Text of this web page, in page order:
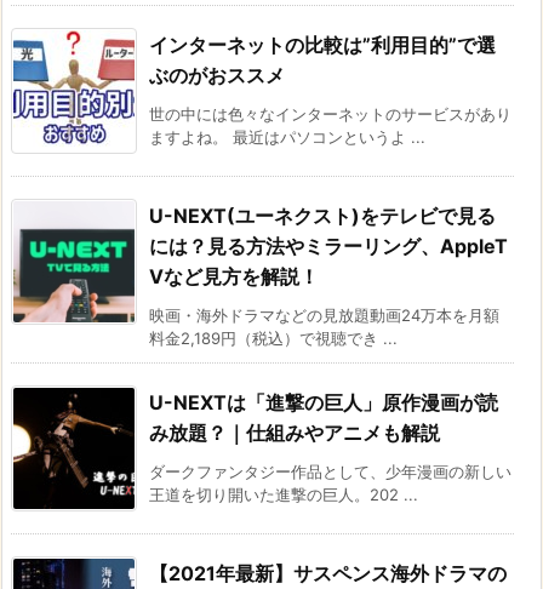
インターネットの比較は”利用目的”で選
ぶのがおススメ
世の中には色々なインターネットのサービスがあり
ますよね。 最近はパソコンというよ ...
U-NEXT(ユーネクスト)をテレビで見る
には？見る方法やミラーリング、AppleT
Vなど見方を解説！
映画・海外ドラマなどの見放題動画24万本を月額
料金2,189円（税込）で視聴でき ...
U-NEXTは「進撃の巨人」原作漫画が読
み放題？｜仕組みやアニメも解説
ダークファンタジー作品として、少年漫画の新しい
王道を切り開いた進撃の巨人。202 ...
【2021年最新】サスペンス海外ドラマの